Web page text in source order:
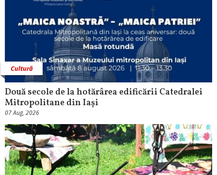
Cultură
Două secole de la hotărârea edificării Catedralei
Mitropolitane din Iași
07 Aug, 2026